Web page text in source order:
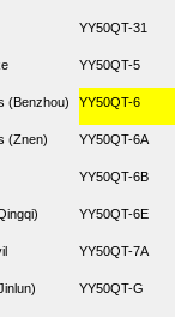
(Benzhou)
(Znen)
YY50QT-31
YY50QT-5
YY50QT-6
YY50QT-6A
YY50QT-6B
YY50QT-6E
YY50QT-7A
YY50QT-G